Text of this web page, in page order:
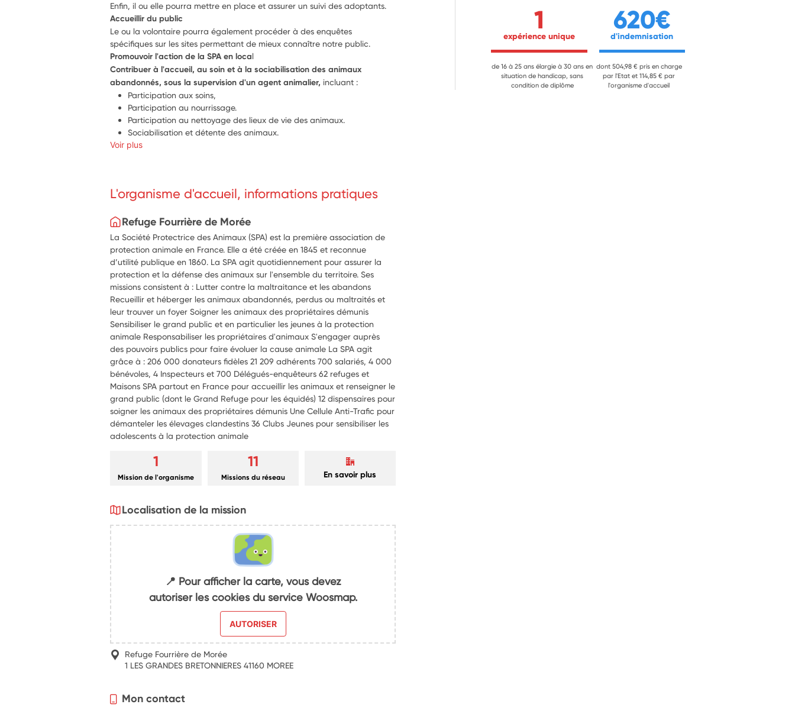
Enfin, il ou elle pourra mettre en place et assurer un suivi des adoptants.
Accueillir du public
Le ou la volontaire pourra également procéder à des enquêtes
spécifiques sur les sites permettant de mieux connaître notre public.
Promouvoir l'action de la SPA en local
Contribuer à l'accueil, au soin et à la sociabilisation des animaux
abandonnés, sous la supervision d'un agent animalier, incluant :
Participation aux soins,
Participation au nourrissage.
Participation au nettoyage des lieux de vie des animaux.
Sociabilisation et détente des animaux.
Voir plus
L'organisme d'accueil, informations pratiques
Refuge Fourrière de Morée
La Société Protectrice des Animaux (SPA) est la première association de
protection animale en France. Elle a été créée en 1845 et reconnue
d’utilité publique en 1860. La SPA agit quotidiennement pour assurer la
protection et la défense des animaux sur l'ensemble du territoire. Ses
missions consistent à : Lutter contre la maltraitance et les abandons
Recueillir et héberger les animaux abandonnés, perdus ou maltraités et
leur trouver un foyer Soigner les animaux des propriétaires démunis
Sensibiliser le grand public et en particulier les jeunes à la protection
animale Responsabiliser les propriétaires d'animaux S'engager auprès
des pouvoirs publics pour faire évoluer la cause animale La SPA agit
grâce à : 206 000 donateurs fidèles 21 209 adhérents 700 salariés, 4 000
bénévoles, 4 Inspecteurs et 700 Délégués-enquêteurs 62 refuges et
Maisons SPA partout en France pour accueillir les animaux et renseigner le
grand public (dont le Grand Refuge pour les équidés) 12 dispensaires pour
soigner les animaux des propriétaires démunis Une Cellule Anti-Trafic pour
démanteler les élevages clandestins 36 Clubs Jeunes pour sensibiliser les
adolescents à la protection animale
1
Mission de l'organisme
11
Missions du réseau En savoir plus
Localisation de la mission
📍 Pour afficher la carte, vous devez
autoriser les cookies du service Woosmap.
AUTORISER
Refuge Fourrière de Morée
1 LES GRANDES BRETONNIERES 41160 MOREE
Mon contact
1
expérience unique
de 16 à 25 ans élargie à 30 ans en
situation de handicap, sans
condition de diplôme
620€
d'indemnisation
dont 504,98 € pris en charge
par l'Etat et 114,85 € par
l'organisme d'accueil